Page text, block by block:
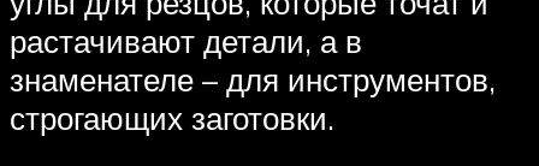
растачивают детали, а в
знаменателе – для инструментов,
строгающих заготовки.